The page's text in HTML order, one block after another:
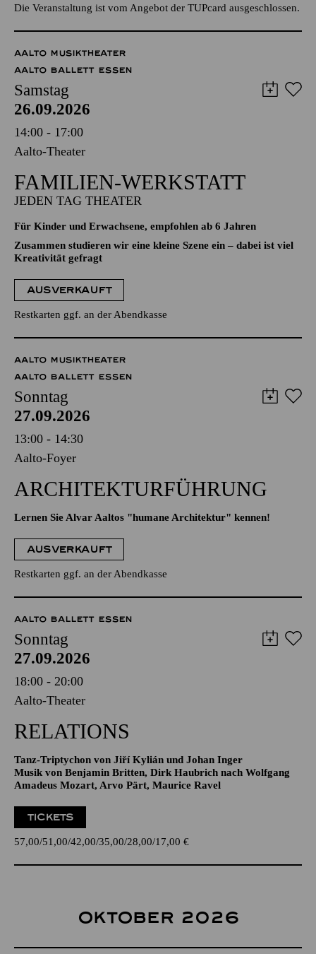
Die Veranstaltung ist vom Angebot der TUPcard ausgeschlossen.
AALTO MUSIKTHEATER
AALTO BALLETT ESSEN
Samstag
26.09.2026
14:00 - 17:00
Aalto-Theater
FAMILIEN-WERKSTATT
JEDEN TAG THEATER
Für Kinder und Erwachsene, empfohlen ab 6 Jahren
Zusammen studieren wir eine kleine Szene ein – dabei ist viel
Kreativität gefragt
AUSVERKAUFT
Restkarten ggf. an der Abendkasse
AALTO MUSIKTHEATER
AALTO BALLETT ESSEN
Sonntag
27.09.2026
13:00 - 14:30
Aalto-Foyer
ARCHITEKTUR­FÜHRUNG
Lernen Sie Alvar Aaltos "humane Architektur" kennen!
AUSVERKAUFT
Restkarten ggf. an der Abendkasse
AALTO BALLETT ESSEN
Sonntag
27.09.2026
18:00 - 20:00
Aalto-Theater
RELATIONS
Tanz-Triptychon von Jiří Kylián und Johan Inger
Musik von Benjamin Britten, Dirk Haubrich nach Wolfgang
Amadeus Mozart, Arvo Pärt, Maurice Ravel
TICKETS
57,00 51,00 42,00 35,00 28,00 17,00 €
OKTOBER 2026